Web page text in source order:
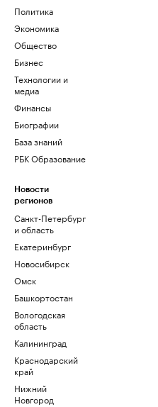
Политика
Экономика
Общество
Бизнес
Технологии и
медиа
Финансы
Биографии
База знаний
РБК Образование
Новости
регионов
Санкт-Петербург
и область
Екатеринбург
Новосибирск
Омск
Башкортостан
Вологодская
область
Калининград
Краснодарский
край
Нижний
Новгород